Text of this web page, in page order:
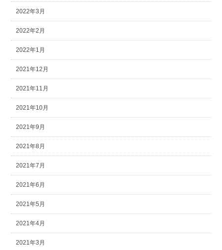
2022年3月
2022年2月
2022年1月
2021年12月
2021年11月
2021年10月
2021年9月
2021年8月
2021年7月
2021年6月
2021年5月
2021年4月
2021年3月